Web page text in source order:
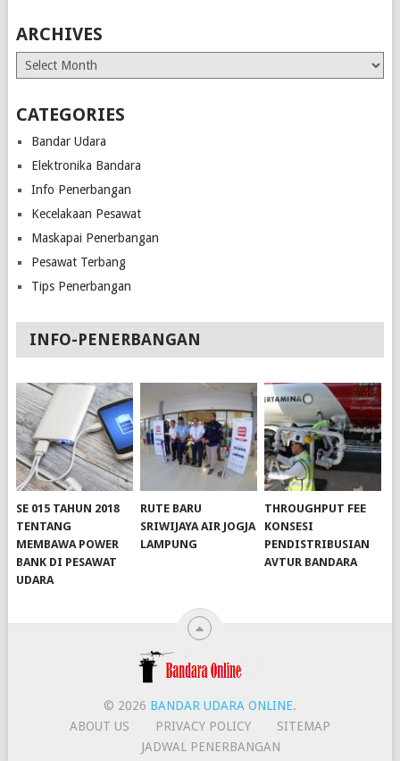
ARCHIVES
Archives
CATEGORIES
Bandar Udara
Elektronika Bandara
Info Penerbangan
Kecelakaan Pesawat
Maskapai Penerbangan
Pesawat Terbang
Tips Penerbangan
INFO-PENERBANGAN
SE 015 TAHUN 2018
TENTANG
MEMBAWA POWER
BANK DI PESAWAT
UDARA
RUTE BARU
SRIWIJAYA AIR JOGJA
LAMPUNG
THROUGHPUT FEE
KONSESI
PENDISTRIBUSIAN
AVTUR BANDARA
© 2026 BANDAR UDARA ONLINE.
ABOUT US
PRIVACY POLICY
SITEMAP
JADWAL PENERBANGAN